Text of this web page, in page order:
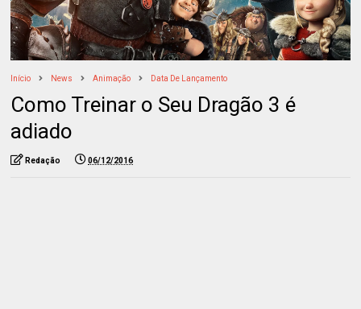
Início News Animação Data De Lançamento
Como Treinar o Seu Dragão 3 é
adiado
Redação 06/12/2016